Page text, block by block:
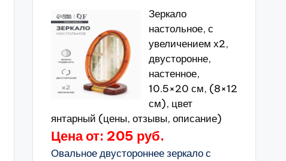
Зеркало
настольное, с
увеличением х2,
двусторонне,
настенное,
10.5×20 см, (8×12
см), цвет
янтарный (цены, отзывы, описание)
Цена от: 205 руб.
Овальное двустороннее зеркало с